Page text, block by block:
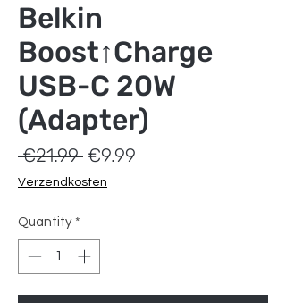
Belkin
Boost↑Charge
USB-C 20W
(Adapter)
€21.99 Regular
Price
€9.99
Verzendkosten
Quantity *